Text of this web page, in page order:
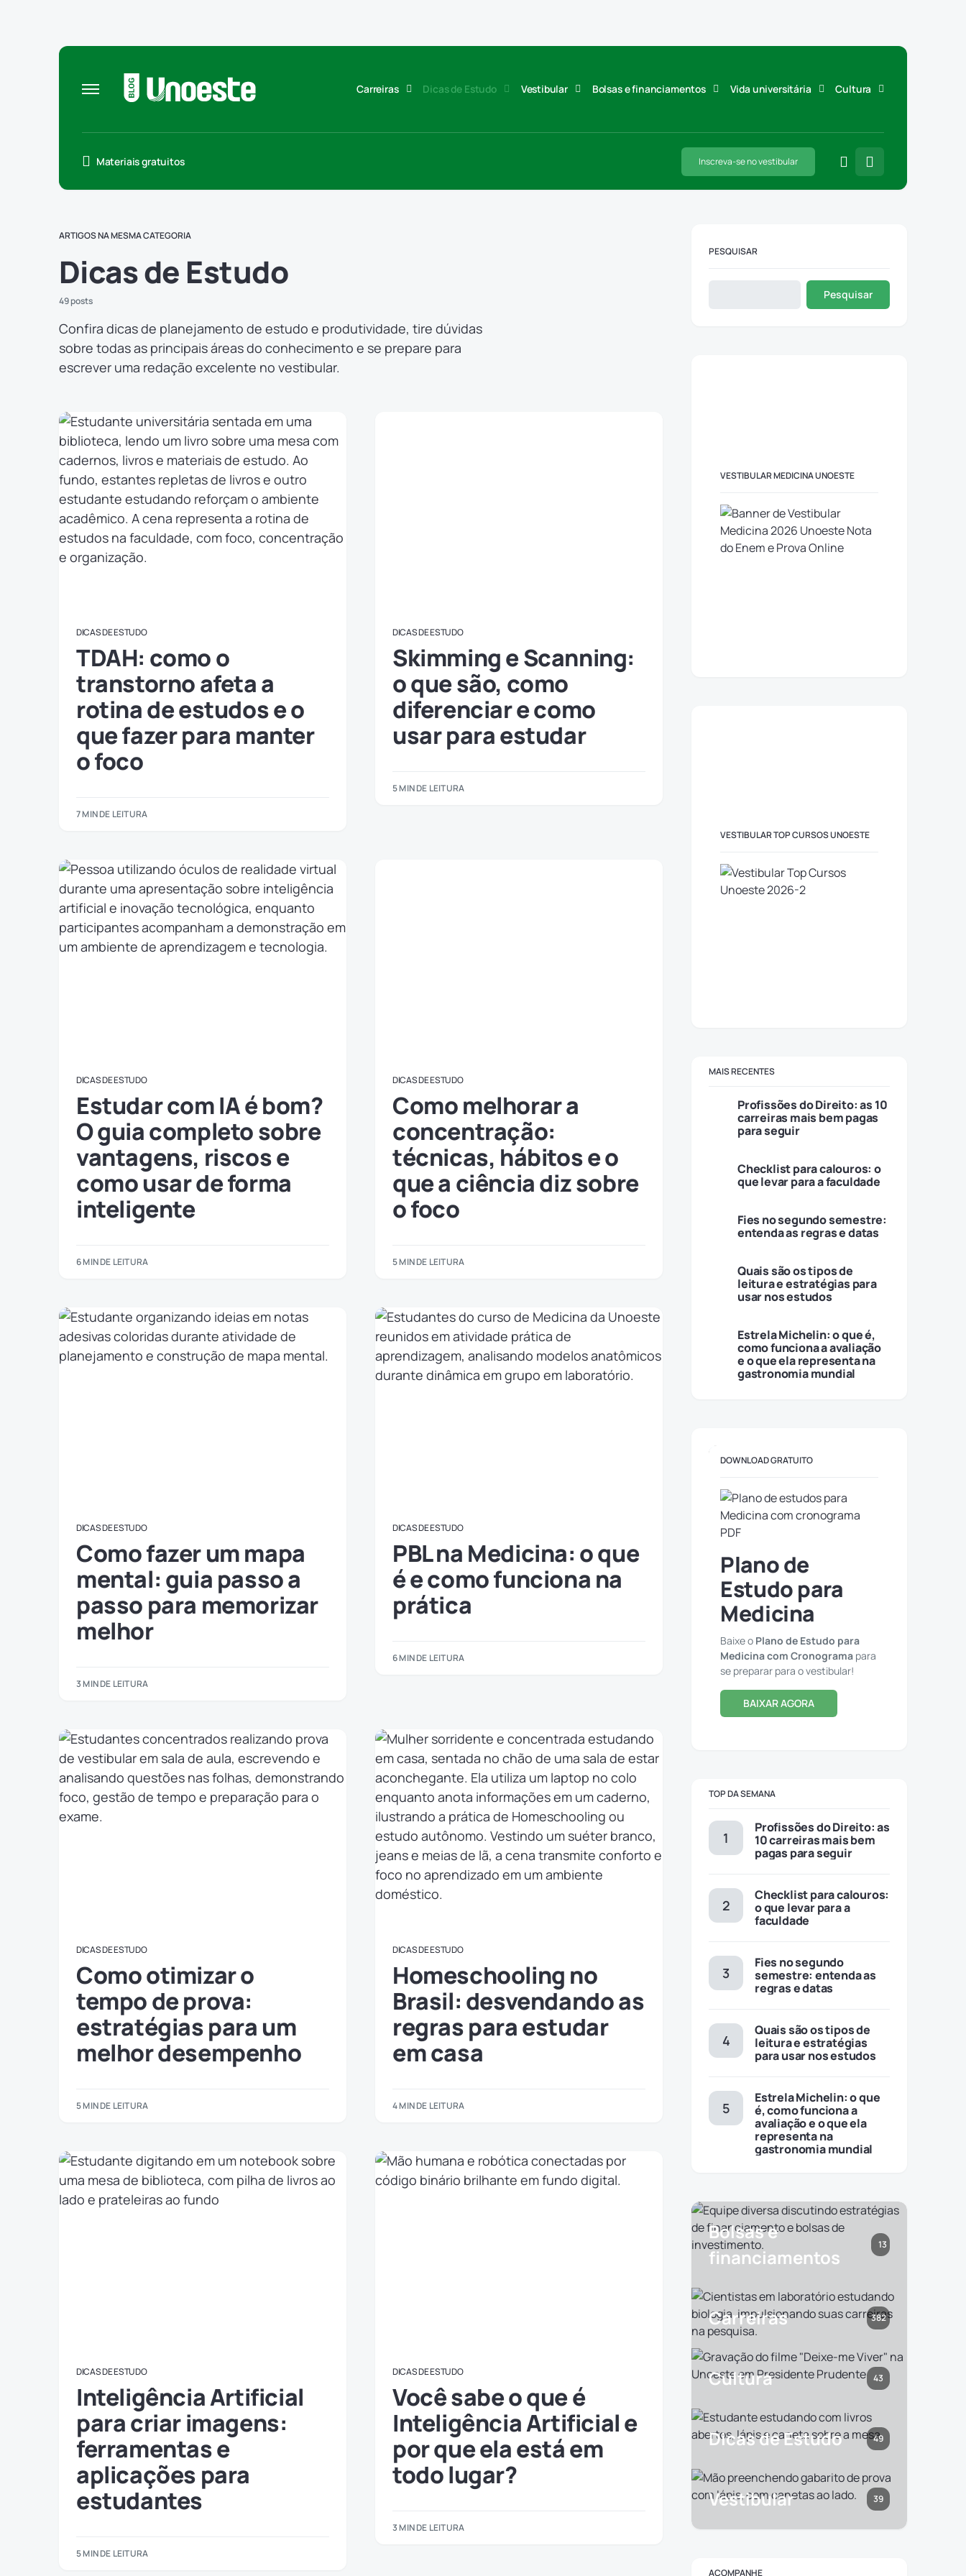
Carreiras Dicas de Estudo Vestibular Bolsas e financiamentos Vida universitária Cultura
Materiais gratuitos Inscreva-se no vestibular
ARTIGOS NA MESMA CATEGORIA
Dicas de Estudo
49 posts
Confira dicas de planejamento de estudo e produtividade, tire dúvidas
sobre todas as principais áreas do conhecimento e se prepare para
escrever uma redação excelente no vestibular.
DICAS DE ESTUDO
TDAH: como o
transtorno afeta a
rotina de estudos e o
que fazer para manter
o foco
7 MIN DE LEITURA
DICAS DE ESTUDO
Skimming e Scanning:
o que são, como
diferenciar e como
usar para estudar
5 MIN DE LEITURA
DICAS DE ESTUDO
Estudar com IA é bom?
O guia completo sobre
vantagens, riscos e
como usar de forma
inteligente
6 MIN DE LEITURA
DICAS DE ESTUDO
Como melhorar a
concentração:
técnicas, hábitos e o
que a ciência diz sobre
o foco
5 MIN DE LEITURA
DICAS DE ESTUDO
Como fazer um mapa
mental: guia passo a
passo para memorizar
melhor
3 MIN DE LEITURA
DICAS DE ESTUDO
PBL na Medicina: o que
é e como funciona na
prática
6 MIN DE LEITURA
DICAS DE ESTUDO
Como otimizar o
tempo de prova:
estratégias para um
melhor desempenho
5 MIN DE LEITURA
DICAS DE ESTUDO
Homeschooling no
Brasil: desvendando as
regras para estudar
em casa
4 MIN DE LEITURA
DICAS DE ESTUDO
Inteligência Artificial
para criar imagens:
ferramentas e
aplicações para
estudantes
5 MIN DE LEITURA
DICAS DE ESTUDO
Você sabe o que é
Inteligência Artificial e
por que ela está em
todo lugar?
3 MIN DE LEITURA
PESQUISAR
Pesquisar
VESTIBULAR MEDICINA UNOESTE
VESTIBULAR TOP CURSOS UNOESTE
MAIS RECENTES
Profissões do Direito: as 10
carreiras mais bem pagas
para seguir
Checklist para calouros: o
que levar para a faculdade
Fies no segundo semestre:
entenda as regras e datas
Quais são os tipos de
leitura e estratégias para
usar nos estudos
Estrela Michelin: o que é,
como funciona a avaliação
e o que ela representa na
gastronomia mundial
DOWNLOAD GRATUITO
Plano de
Estudo para
Medicina
Baixe o Plano de Estudo para
Medicina com Cronograma
se preparar para o vestibular!
BAIXAR AGORA
TOP DA SEMANA
Profissões do Direito: as
10 carreiras mais bem
pagas para seguir
Checklist para calouros:
o que levar para a
faculdade
Fies no segundo
semestre: entenda as
regras e datas
Quais são os tipos de
leitura e estratégias
para usar nos estudos
Estrela Michelin: o que
é, como funciona a
avaliação e o que ela
representa na
gastronomia mundial
Bolsas e
financiamentos
13
Carreiras 382
Cultura 43
Dicas de Estudo 49
Vestibular 39
ACOMPANHE